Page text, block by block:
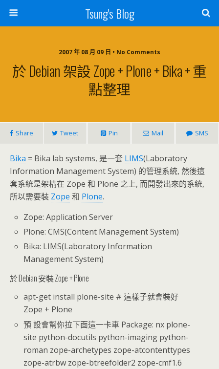
Tsung's Blog
2007 年 08 月 09 日 • No Comments
於 Debian 架設 Zope + Plone + Bika + 重
點整理
Share Tweet Pin Mail SMS
Bika = Bika lab systems, 是一套 LIMS(Laboratory
Information Management System) 的管理系統, 然後這
套系統是架構在 Zope 和 Plone 之上, 而開發出來的系統,
所以需要裝 Zope 和 Plone.
Zope: Application Server
Plone: CMS(Content Management System)
Bika: LIMS(Laboratory Information
Management System)
於 Debian 安裝 Zope + Plone
apt-get install plone-site # 這樣子就會裝好
Zope + Plone
預 設會幫你拉下面這一卡車 Package: nx plone-
site python-docutils python-imaging python-
roman zope-archetypes zope-atcontenttypes
zope-atrbw zope-btreefolder2 zope-cmf1.6